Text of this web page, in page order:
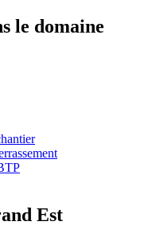
le domaine
Est